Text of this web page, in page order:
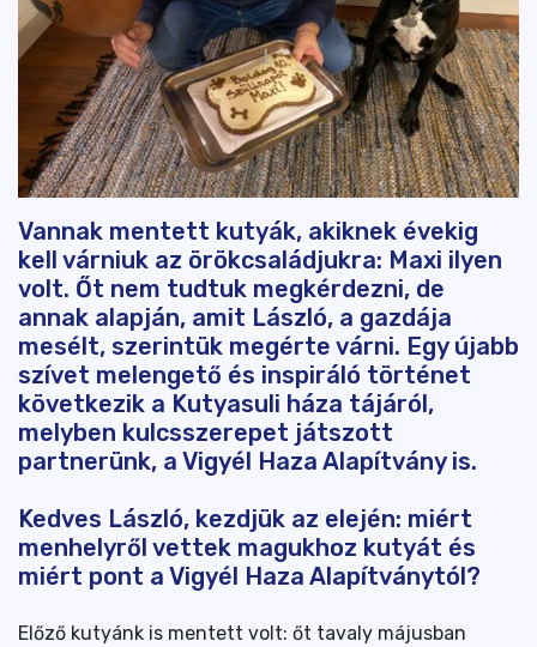
Vannak mentett kutyák, akiknek évekig
kell várniuk az örökcsaládjukra: Maxi ilyen
volt. Őt nem tudtuk megkérdezni, de
annak alapján, amit László, a gazdája
mesélt, szerintük megérte várni. Egy újabb
szívet melengető és inspiráló történet
következik a Kutyasuli háza tájáról,
melyben kulcsszerepet játszott
partnerünk, a Vigyél Haza Alapítvány is.
Kedves László, kezdjük az elején: miért
menhelyről vettek magukhoz kutyát és
miért pont a Vigyél Haza Alapítványtól?
Előző kutyánk is mentett volt: őt tavaly májusban